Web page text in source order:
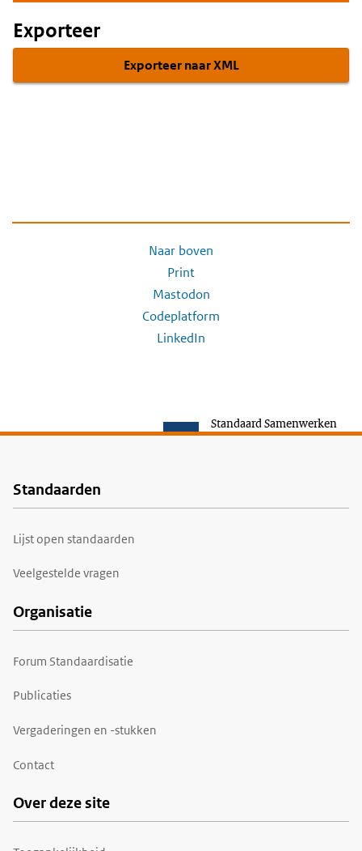
Exporteer
Exporteer naar XML
Naar boven
Print
Mastodon
Codeplatform
LinkedIn
Standaard Samenwerken
Voet
Standaarden
Lijst open standaarden
Veelgestelde vragen
Organisatie
Forum Standaardisatie
Publicaties
Vergaderingen en -stukken
Contact
Over deze site